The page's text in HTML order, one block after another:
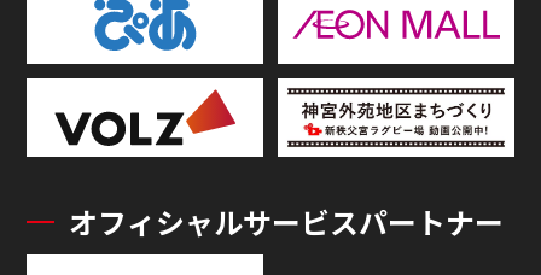
オフィシャルサービスパートナー